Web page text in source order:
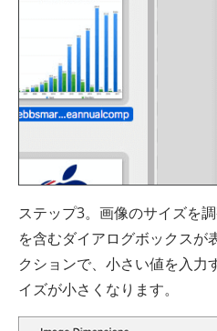
ステップ3。画像のサイズを
を含むダイアログボックスが
クションで、小さい値を入力
イズが小さくなります。